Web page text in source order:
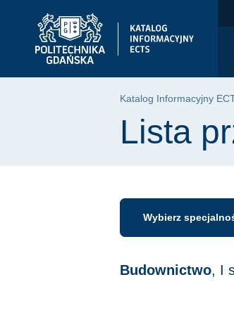
Politechnika Gdańska - strona
Katalog Informacyjny
Lista
Wybierz
Budownictwo, I